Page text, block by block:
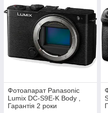
Фотоапарат Panasonic
Lumix DC-S9E-K Body ,
Гарантія 2 роки